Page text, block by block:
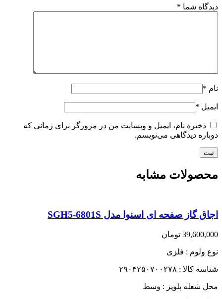
دیدگاه شما *
نام *
ایمیل *
ذخیره نام، ایمیل و وبسایت من در مرورگر برای زمانی که
دوباره دیدگاهی می‌نویسم.
محصولات مشابه
اجاق گاز صفحه ای اسنوا مدل SGH5-6801S
39,600,000 تومان
نوع ولوم : فلزی
شناسه کالا : ۲۹۰۴۲۵۰۷۰۰۲۷۸
محل شعله پلوپز : وسط